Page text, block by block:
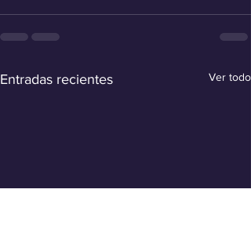
Entradas recientes Ver todo